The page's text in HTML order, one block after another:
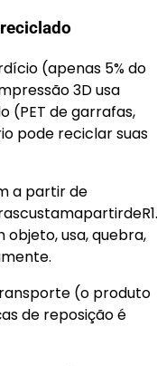
(apenas 5% do
3D usa
(PET de garrafas,
pode reciclar suas
a partir de
objeto, usa, quebra,
(o produto
de reposição é